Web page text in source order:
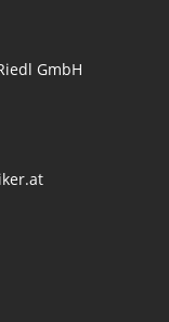
GmbH